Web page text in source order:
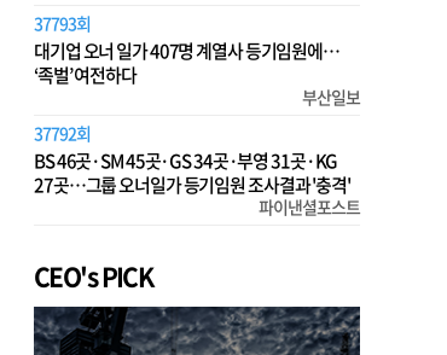
37793회
대기업 오너 일가 407명 계열사 등기임원에…
‘족벌’ 여전하다
부산일보
37792회
BS 46곳·SM 45곳·GS 34곳·부영 31곳·KG
27곳…그룹 오너일가 등기임원 조사결과 '충격'
파이낸셜포스트
CEO's PICK